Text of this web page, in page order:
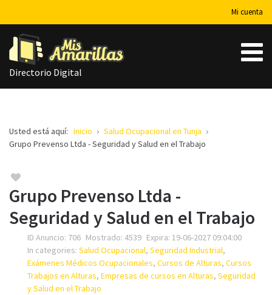
Mi cuenta
Directorio Digital
Usted está aquí: Inicio
Salud Ocupacional en Tunja
Grupo Prevenso Ltda - Seguridad y Salud en el Trabajo
Grupo Prevenso Ltda -
Seguridad y Salud en el Trabajo
ID Anuncio: 706 Mostrado: 4539 Expira: 19-06-2027 09:04:00
In categories: Salud Ocupacional, Seguridad Industrial,
Exámenes Médicos Ocupacionales, Cursos de Alturas, Cursos
Trabajos en Alturas, Empresas de cursos en Alturas, Seguridad
y Salud en el Trabajo
Su nombre